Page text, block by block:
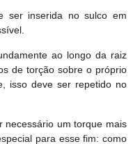
ser inserida no sulco em
ao longo da raiz
de torção sobre o próprio
isso deve ser repetido no
necessário um torque mais
para esse fim: como